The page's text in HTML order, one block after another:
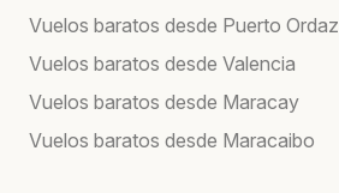
Vuelos baratos desde Puerto Ordaz
Vuelos baratos desde Valencia
Vuelos baratos desde Maracay
Vuelos baratos desde Maracaibo